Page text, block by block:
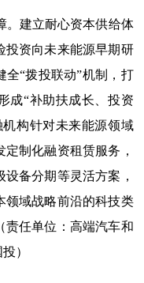
。建立耐心资本供给体
投资向未来能源早期研
全“拨投联动”机制，打
成“补助扶成长、投资
构针对未来能源领域
制化融资租赁服务，
备分期等灵活方案，
领域战略前沿的科技类
责任单位：高端汽车和
）